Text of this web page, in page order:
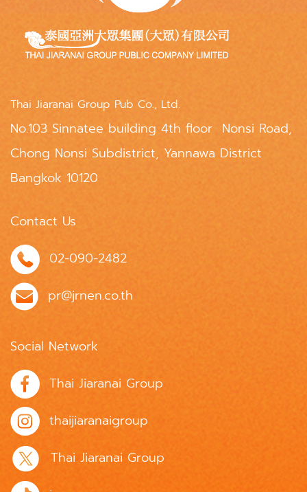
Thai Jiaranai Group Pub Co., Ltd.
No.103 Sinnatee building 4th floor Nonsi Road,
Chong Nonsi Subdistrict, Yannawa District
Bangkok 10120
Contact Us
02-090-2482
pr@jrnen.co.th
Social Network
Thai Jiaranai Group
thaijiaranaigroup
Thai Jiaranai Group